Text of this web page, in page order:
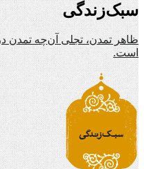
سبک‌زندگی
ظاهر تمدن، تجلی آن‌چه تمدن
است.